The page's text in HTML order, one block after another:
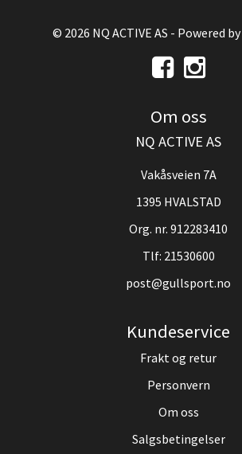
© 2026 NQ ACTIVE AS - Powered by
Om oss
NQ ACTIVE AS
Vakåsveien 7A
1395 HVALSTAD
Org. nr. 912283410
Tlf: 21530600
post@gullsport.no
Kundeservice
Frakt og retur
Personvern
Om oss
Salgsbetingelser